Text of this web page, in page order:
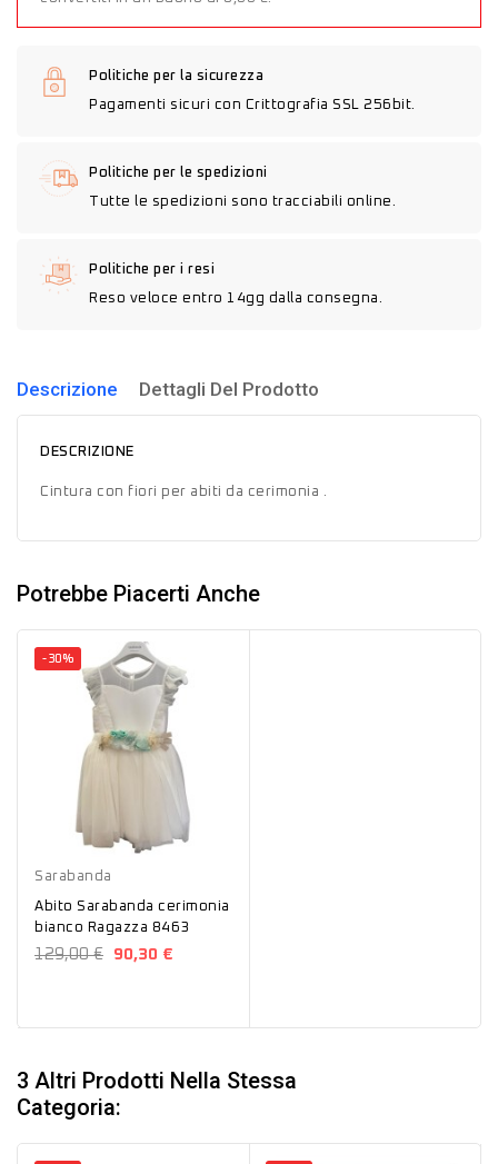
Politiche per la sicurezza
Pagamenti sicuri con Crittografia SSL 256bit.
Politiche per le spedizioni
Tutte le spedizioni sono tracciabili online.
Politiche per i resi
Reso veloce entro 14gg dalla consegna.
Descrizione Dettagli Del Prodotto
DESCRIZIONE
Cintura con fiori per abiti da cerimonia .
Potrebbe Piacerti Anche
Bianco
-30%
Sarabanda
Abito Sarabanda cerimonia
bianco Ragazza 8463
129,00 € 90,30 €
3 Altri Prodotti Nella Stessa
Categoria: